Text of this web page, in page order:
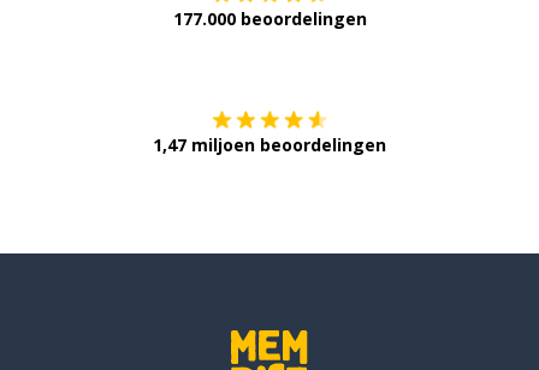
177.000 beoordelingen
1,47 miljoen beoordelingen